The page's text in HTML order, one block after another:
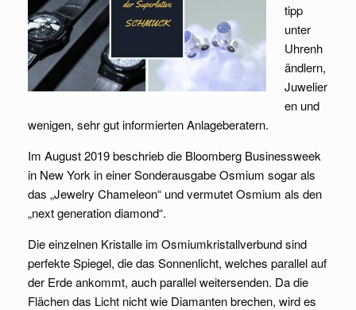
tipp
unter
Uhrenh
ändlern,
Juwelier
en und
wenigen, sehr gut informierten Anlageberatern.
Im August 2019 beschrieb die Bloomberg Businessweek
in New York in einer Sonderausgabe Osmium sogar als
das „Jewelry Chameleon“ und vermutet Osmium als den
„next generation diamond“.
Die einzelnen Kristalle im Osmiumkristallverbund sind
perfekte Spiegel, die das Sonnenlicht, welches parallel auf
der Erde ankommt, auch parallel weitersenden. Da die
Flächen das Licht nicht wie Diamanten brechen, wird es